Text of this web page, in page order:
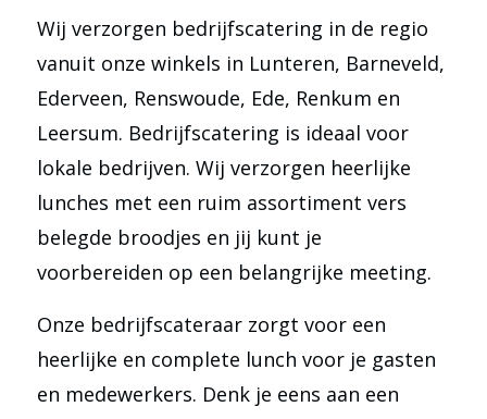
Wij verzorgen bedrijfscatering in de regio
vanuit onze winkels in Lunteren, Barneveld,
Ederveen, Renswoude, Ede, Renkum en
Leersum. Bedrijfscatering is ideaal voor
lokale bedrijven. Wij verzorgen heerlijke
lunches met een ruim assortiment vers
belegde broodjes en jij kunt je
voorbereiden op een belangrijke meeting.
Onze bedrijfscateraar zorgt voor een
heerlijke en complete lunch voor je gasten
en medewerkers. Denk je eens aan een